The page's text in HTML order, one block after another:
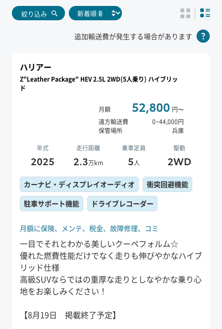
絞り込み
追加輸送費が発生する場合があります
ハリアー
Z"Leather Package" HEV 2.5L 2WD(5人乗り) ハイブリッ
ド
月額 52,800 円〜
遠方輸送費
0~44,000円
保管場所
兵庫
年式 走行距離 乗車定員 駆動
2025 2.3万km 5人 2WD
月額に保険、 メンテ、 税金、 故障修理、 コミ
一目でそれとわかる美しいクーペフォルム☆
優れた燃費性能だけでなく走りも伸びやかなハイブ
リッド仕様
高級SUVならではの重厚な走りとしなやかな乗り心
地をお楽しみください！
【8月19日 掲載終了予定】
カーナビ・ディスプレイオーディオ
衝突回避機能
駐車サポート機能
ドライブレコーダー